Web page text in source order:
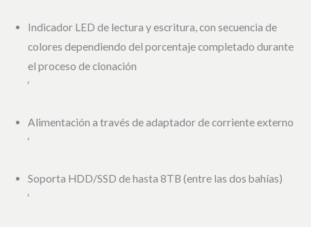
Indicador LED de lectura y escritura, con secuencia de
colores dependiendo del porcentaje completado durante
el proceso de clonación
‘
Alimentación a través de adaptador de corriente externo
‘
Soporta HDD/SSD de hasta 8TB (entre las dos bahías)
‘